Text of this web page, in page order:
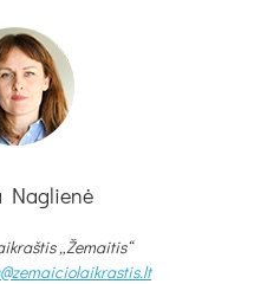
Naglienė
„Žemaitis“